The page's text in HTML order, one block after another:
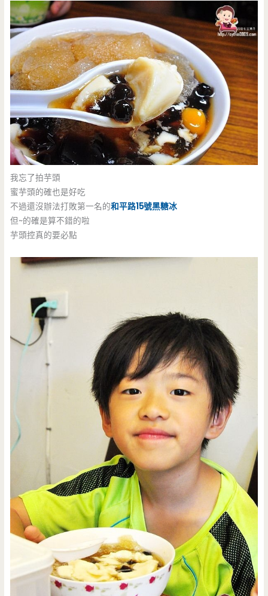
我忘了拍芋頭
蜜芋頭的確也是好吃
不過還沒辦法打敗第一名的和平路15號黑糖冰
但~的確是算不錯的啦
芋頭控真的要必點